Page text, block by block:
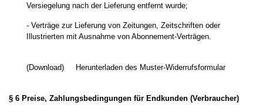
Versiegelung nach der Lieferung entfernt wurde;
- Verträge zur Lieferung von Zeitungen, Zeitschriften oder
Illustrierten mit Ausnahme von Abonnement-Verträgen.
(Download) Herunterladen des Muster-Widerrufsformular
§ 6 Preise, Zahlungsbedingungen für Endkunden (Verbraucher)